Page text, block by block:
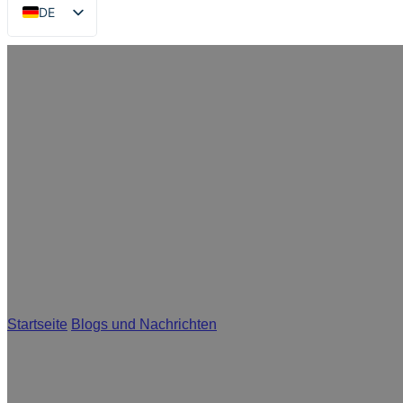
DE
EN
Startseite Blogs und Nachrichten